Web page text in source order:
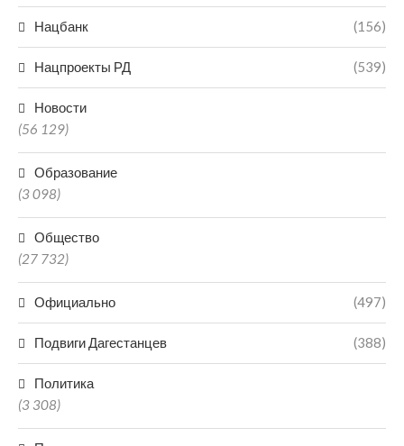
Нацбанк (156)
Нацпроекты РД (539)
Новости
(56 129)
Образование
(3 098)
Общество
(27 732)
Официально (497)
Подвиги Дагестанцев (388)
Политика
(3 308)